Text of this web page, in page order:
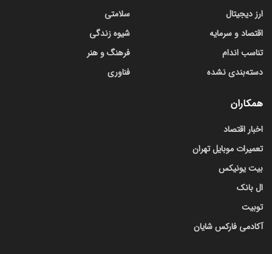
ارز دیجیتال
اقتصاد و سرمایه
تناسب اندام
دسته‌بندی نشده
سلامتی
شیوه زندگی
فرهنگ و هنر
فناوری
همکاران
اخبار اقتصاد
تعمیرات موبایل تهران
بیت یونیکس
ال بانک
توبیت
آکادمی فارکس شایان